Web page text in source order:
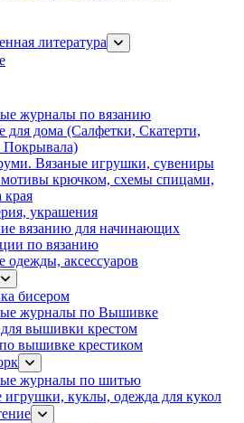
литература
журналы по вязанию
для дома (Салфетки, Скатерти,
Вязаные игрушки, сувениры
крючком, схемы спицами,
края
украшения
вязанию для начинающих
по вязанию
одежды, аксессуаров
бисером
журналы по Вышивке
вышивки крестом
вышивке крестиком
журналы по шитью
игрушки, куклы, одежда для кукол